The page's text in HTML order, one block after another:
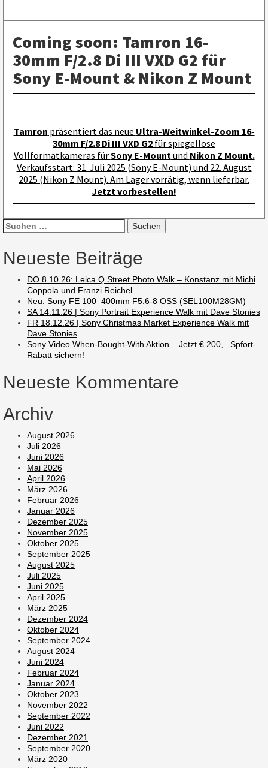
Coming soon: Tamron 16-
30mm F/2.8 Di III VXD G2 für
Sony E-Mount & Nikon Z Mount
Tamron präsentiert das neue Ultra-Weitwinkel-Zoom 16-
30mm F/2.8 Di III VXD G2 für spiegellose
Vollformatkameras fürSony E-Mountund Nikon Z Mount.
Verkaufsstart: 31. Juli 2025 (Sony E-Mount) und 22. August
2025 (Nikon Z Mount). Am Lager vorrätig, wenn lieferbar.
Jetzt vorbestellen!
Suchen
nach:
Neueste Beiträge
DO 8.10.26: Leica Q Street Photo Walk – Konstanz mit Michi
Coppola und Franzi Reichel
Neu: Sony FE 100–400mm F5.6-8 OSS (SEL100M28GM)
SA 14.11.26 | Sony Portrait Experience Walk mit Dave Stonies
FR 18.12.26 | Sony Christmas Market Experience Walk mit
Dave Stonies
Sony Video When-Bought-With Aktion – Jetzt € 200,– Spfort-
Rabatt sichern!
Neueste Kommentare
Archiv
August 2026
Juli 2026
Juni 2026
Mai 2026
April 2026
März 2026
Februar 2026
Januar 2026
Dezember 2025
November 2025
Oktober 2025
September 2025
August 2025
Juli 2025
Juni 2025
April 2025
März 2025
Dezember 2024
Oktober 2024
September 2024
August 2024
Juni 2024
Februar 2024
Januar 2024
Oktober 2023
November 2022
September 2022
Juni 2022
Dezember 2021
September 2020
März 2020